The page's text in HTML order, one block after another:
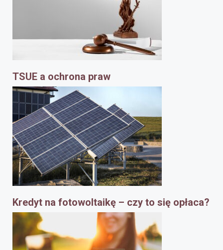
TSUE a ochrona praw
Kredyt na fotowoltaikę – czy to się opłaca?